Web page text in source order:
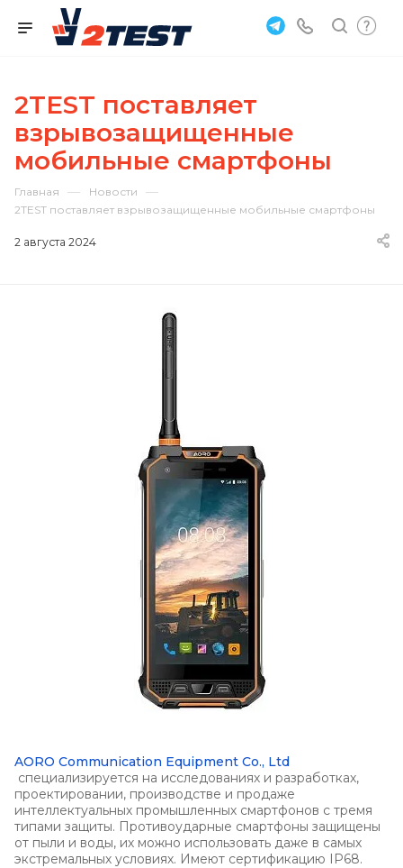
2TEST поставляет
взрывозащищенные
мобильные смартфоны
Главная — Новости —
2TEST поставляет взрывозащищенные мобильные смартфоны
2 августа 2024
AORO Communication Equipment Co., Ltd
специализируется на исследованиях и разработках,
проектировании, производстве и продаже
интеллектуальных промышленных смартфонов с тремя
типами защиты. Противоударные смартфоны защищены
от пыли и воды, их можно использовать даже в самых
экстремальных условиях. Имеют сертификацию IP68.